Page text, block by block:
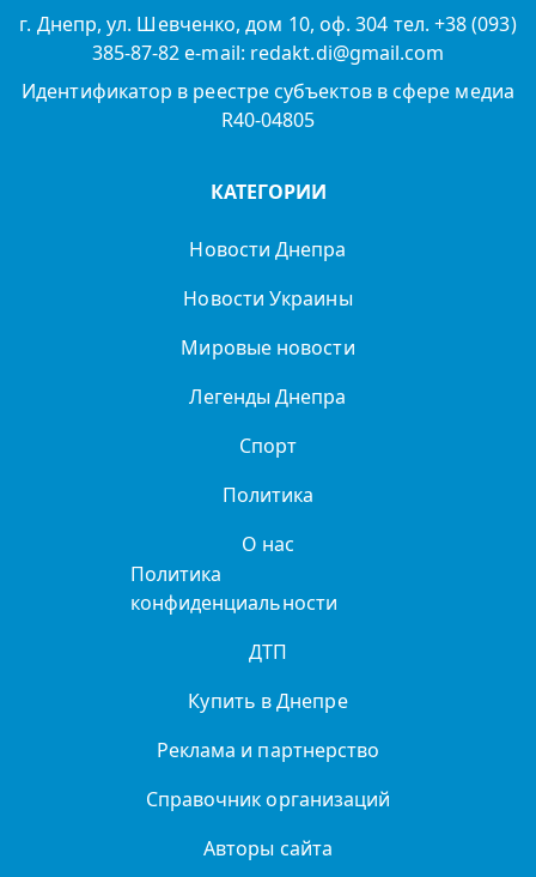
г. Днепр, ул. Шевченко, дом 10, оф. 304 тел. +38 (093)
385-87-82 e-mail: redakt.di@gmail.com
Идентификатор в реестре субъектов в сфере медиа
R40-04805
КАТЕГОРИИ
Новости Днепра
Новости Украины
Мировые новости
Легенды Днепра
Спорт
Политика
О нас
Политика
конфиденциальности
ДТП
Купить в Днепре
Реклама и партнерство
Справочник организаций
Авторы сайта